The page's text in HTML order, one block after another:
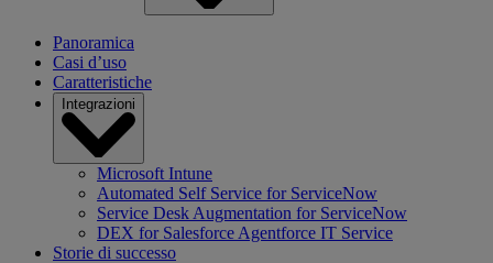
Panoramica
Casi d’uso
Caratteristiche
Integrazioni
Microsoft Intune
Automated Self Service for ServiceNow
Service Desk Augmentation for ServiceNow
DEX for Salesforce Agentforce IT Service
Storie di successo